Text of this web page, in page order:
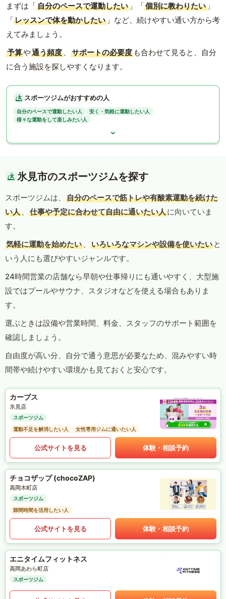
まずは「自分のペースで運動したい 」「個別に教わりたい 」
「レッスンで体を動かしたい 」など、続けやすい通い方から考
えてみましょう。
予算や通う頻度 、 サポートの必要度 も合わせて見ると、自分
に合う施設を探しやすくなります。
スポーツジムがおすすめの人
自分のペースで運動したい人
安く・気軽に運動したい人
様々な運動をして楽しみたい人
氷見市のスポーツジムを探す
スポーツジムは、
自分のペースで筋トレや有酸素運動を続けた
い人 、 仕事や予定に合わせて自由に通いたい人に向いていま
す。
気軽に運動を始めたい 、 いろいろなマシンや設備を使いたい と
いう人にも選びやすいジャンルです。
24時間営業の店舗なら早朝や仕事帰りにも通いやすく、大型施
設ではプールやサウナ、スタジオなどを使える場合もありま
す。
選ぶときは設備や営業時間、料金、スタッフのサポート範囲を
確認しましょう。
自由度が高い分、自分で通う意思が必要なため、混みやすい時
間帯や続けやすい環境かも見ておくと安心です。
カーブス
氷見店
スポーツジム
運動不足を解消したい人
女性専用ジムに通いたい人
公式サイトを見る 体験・相談予約
チョコザップ (chocoZAP)
高岡木町店
スポーツジム
隙間時間を活用したい人
公式サイトを見る 体験・相談予約
エニタイムフィットネス
高岡あわら町店
スポーツジム